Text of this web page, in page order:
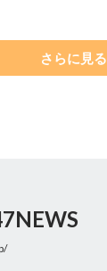
さらに見る